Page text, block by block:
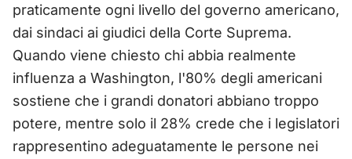
praticamente ogni livello del governo americano,
dai sindaci ai giudici della Corte Suprema.
Quando viene chiesto chi abbia realmente
influenza a Washington, l'80% degli americani
sostiene che i grandi donatori abbiano troppo
potere, mentre solo il 28% crede che i legislatori
rappresentino adeguatamente le persone nei